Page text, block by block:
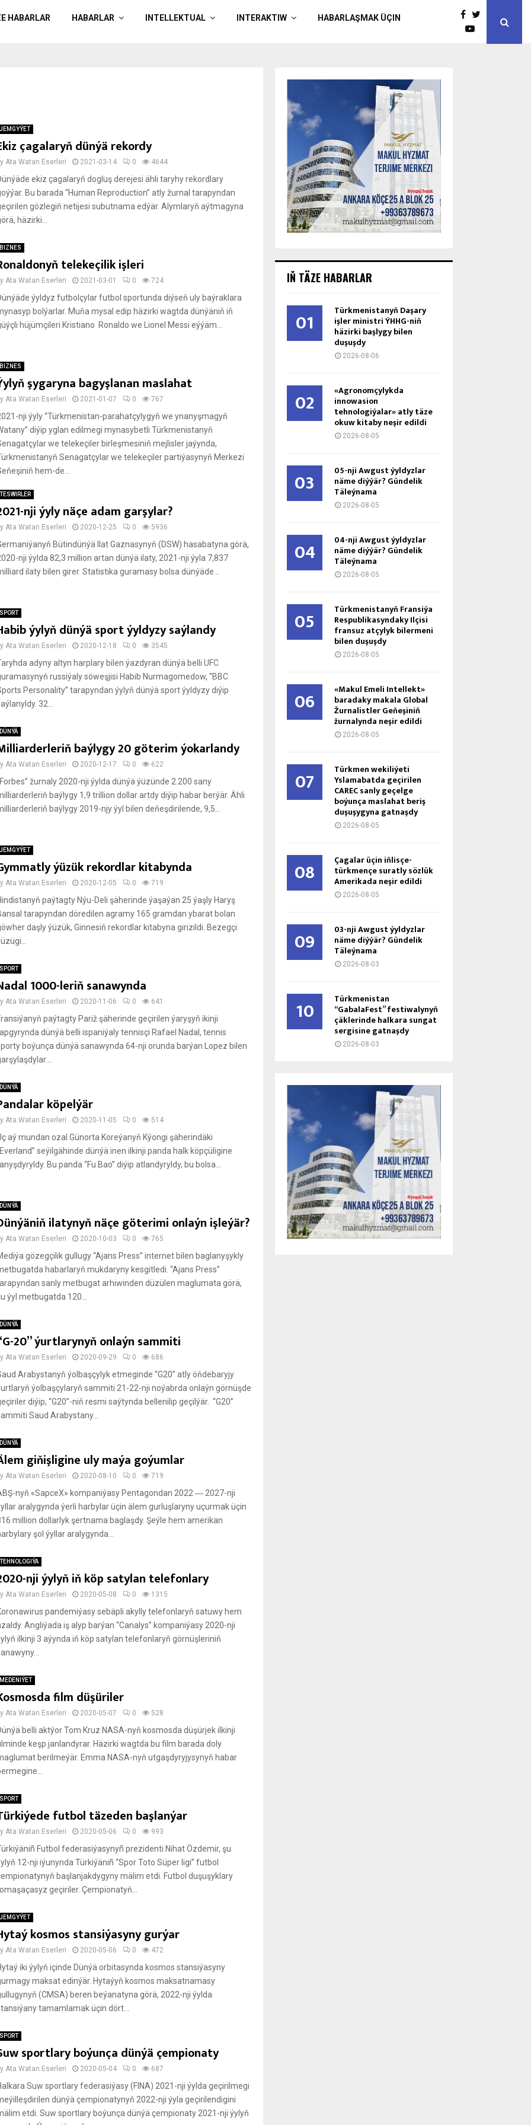
HABARLAR HABARLAR INTELLEKTUAL INTERAKTIW HABARLAŞMAK ÜÇIN
JEMGYÝET
çagalaryň dünýä rekordy
Ata Watan Eserleri 2021-03-14 0 4644
ekiz çagalaryň dogluş derejesi ähli taryhy rekordlary
Bu barada “Human Reproduction” atly žurnal tarapyndan
gözlegiň netijesi subutnama edýär. Alymlaryň aýtmagyna
häzirki...
BIZNES
telekeçilik işleri
Ata Watan Eserleri 2021-03-01 0 724
ýyldyz futbolçylar futbol sportunda diýseň uly baýraklara
bolýarlar. Muňa mysal edip häzirki wagtda dünýäniň iň
hüjümçileri Kristiano Ronaldo we Lionel Messi eýýäm...
BIZNES
şygaryna bagyşlanan maslahat
Ata Watan Eserleri 2021-01-07 0 767
nji ýyly “Türkmenistan-parahatçylygyň we ynanyşmagyň
diýip yglan edilmegi mynasybetli Türkmenistanyň
we telekeçiler birleşmesiniň mejlisler jaýynda,
Senagatçylar we telekeçiler partiýasynyň Merkezi
hem-de...
TESWIRLER
nji ýyly näçe adam garşylar?
Ata Watan Eserleri 2020-12-25 0 5936
Bütindünýä Ilat Gaznasynyň (DSW) hasabatyna görä,
nji ýylda 82,3 million artan dünýä ilaty, 2021-nji ýyla 7,837
ilaty bilen girer. Statistika guramasy bolsa dünýäde...
SPORT
ýylyň dünýä sport ýyldyzy saýlandy
Ata Watan Eserleri 2020-12-18 0 3545
adyny altyn harplary bilen ýazdyran dünýä belli UFC
russiýaly söweşjisi Habib Nurmagomedow, “BBC
Personality” tarapyndan ýylyň dünýä sport ýyldyzy diýip
32...
DÜNÝÄ
baýlygy 20 göterim ýokarlandy
Ata Watan Eserleri 2020-12-17 0 622
žurnaly 2020-nji ýylda dünýä ýüzünde 2.200 sany
baýlygy 1,9 trillion dollar artdy diýip habar berýär. Ähli
baýlygy 2019-njy ýyl bilen deňeşdirilende, 9,5...
JEMGYÝET
ýüzük rekordlar kitabynda
Ata Watan Eserleri 2020-12-05 0 719
paýtagty Nýu-Deli şäherinde ýaşaýan 25 ýaşly Haryş
tarapyndan döredilen agramy 165 gramdan ybarat bolan
daşly ýüzük, Ginnesiň rekordlar kitabyna girizildi. Bezegçi
SPORT
1000-leriň sanawynda
Ata Watan Eserleri 2020-11-06 0 641
paýtagty Pariž şäherinde geçirilen ýaryşyň ikinji
dünýä belli ispaniýaly tennisçi Rafael Nadal, tennis
boýunça dünýä sanawynda 64-nji orunda barýan Lopez bilen
DÜNÝÄ
köpelýär
Ata Watan Eserleri 2020-11-05 0 514
aý mundan ozal Günorta Koreýanyň Kýongi şäherindäki
seýilgähinde dünýä inen ilkinji panda halk köpçüligine
Bu panda “Fu Bao” diýip atlandyryldy, bu bolsa...
DÜNÝÄ
ilatynyň näçe göterimi onlaýn işleýär?
Ata Watan Eserleri 2020-10-03 0 765
gözegçilik gullugy “Ajans Press” internet bilen baglanyşykly
habarlaryň mukdaryny kesgitledi. “Ajans Press”
sanly metbugat arhiwinden düzülen maglumata görä,
ýyl metbugatda 120...
DÜNÝÄ
20” ýurtlarynyň onlaýn sammiti
Ata Watan Eserleri 2020-09-29 0 686
Arabystanyň ýolbaşçylyk etmeginde “G20” atly öňdebaryjy
ýolbaşçylaryň sammiti 21-22-nji noýabrda onlaýn görnüşde
diýip, “G20”-niň resmi saýtynda bellenilip geçilýär. “G20”
Saud Arabystany...
DÜNÝÄ
giňişligine uly maýa goýumlar
Ata Watan Eserleri 2020-08-10 0 719
nyň «SapceХ» kompaniýasy Pentagondan 2022 ― 2027-nji
aralygynda ýerli harbylar üçin älem gurluşlaryny uçurmak üçin
million dollarlyk şertnama baglaşdy. Şeýle hem amerikan
şol ýyllar aralygynda...
TEHNOLOGIÝA
nji ýylyň iň köp satylan telefonlary
Ata Watan Eserleri 2020-05-08 0 1315
pandemiýasy sebäpli akylly telefonlaryň satuwy hem
Angliýada iş alyp barýan “Canalys” kompaniýasy 2020-nji
ilkinji 3 aýynda iň köp satylan telefonlaryň görnüşleriniň
MEDENIÝET
film düşüriler
Ata Watan Eserleri 2020-05-07 0 528
belli aktýor Tom Kruz NASA-nyň kosmosda düşürjek ilkinji
keşp janlandyrar. Häzirki wagtda bu film barada doly
berilmeýär. Emma NASA-nyň utgaşdyryjysynyň habar
SPORT
futbol täzeden başlanýar
Ata Watan Eserleri 2020-05-06 0 993
Futbol federasiýasynyñ prezidenti Nihat Özdemir, şu
12-nji iýunynda Türkiýäniñ “Spor Toto Süper ligi” futbol
başlanjakdygyny mälim etdi. Futbol duşuşyklary
geçiriler. Çempionatyň...
JEMGYÝET
kosmos stansiýasyny gurýar
Ata Watan Eserleri 2020-05-06 0 472
iki ýylyň içinde Dünýä orbitasynda kosmos stansiýasyny
maksat edinýär. Hytaýyň kosmos maksatnamasy
(CMSA) beren beýanatyna görä, 2022-nji ýylda
tamamlamak üçin dört...
SPORT
sportlary boýunça dünýä çempionaty
Ata Watan Eserleri 2020-05-04 0 687
Suw sportlary federasiýasy (FINA) 2021-nji ýylda geçirilmegi
dünýä çempionatynyň 2022-nji ýyla geçirilendigini
etdi. Suw sportlary boýunça dünýä çempionaty 2021-nji ýylyň
IŇ TÄZE HABARLAR
01 Türkmenistanyň Daşary
işler ministri ÝHHG-niň
häzirki başlygy bilen
duşuşdy
2026-08-06
02 «Agronomçylykda
innowasion
tehnologiýalar» atly täze
okuw kitaby neşir edildi
2026-08-05
03 05-nji Awgust ýyldyzlar
näme diýýär? Gündelik
Täleýnama
2026-08-05
04 04-nji Awgust ýyldyzlar
näme diýýär? Gündelik
Täleýnama
2026-08-05
05 Türkmenistanyň Fransiýa
Respublikasyndaky Ilçisi
fransuz atçylyk bilermeni
bilen duşuşdy
2026-08-05
06 «Makul Emeli Intellekt»
baradaky makala Global
Žurnalistler Geňeşiniň
žurnalynda neşir edildi
2026-08-05
07 Türkmen wekiliýeti
Yslamabatda geçirilen
CAREC sanly geçelge
boýunça maslahat beriş
duşuşygyna gatnaşdy
2026-08-05
08 Çagalar üçin iňlisçe-
türkmençe suratly sözlük
Amerikada neşir edildi
2026-08-05
09 03-nji Awgust ýyldyzlar
näme diýýär? Gündelik
Täleýnama
2026-08-03
10 Türkmenistan
“GabalaFest” festiwalynyň
çäklerinde halkara sungat
sergisine gatnaşdy
2026-08-03